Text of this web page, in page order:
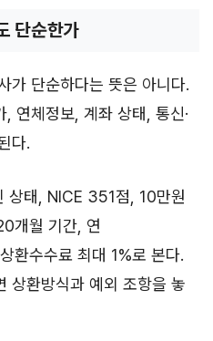
단순한가
가 단순하다는 뜻은 아니다.
연체정보, 계좌 상태, 통신·
다.
상태, NICE 351점, 10만원
개월 기간, 연
환수수료 최대 1%로 본다.
상환방식과 예외 조항을 놓